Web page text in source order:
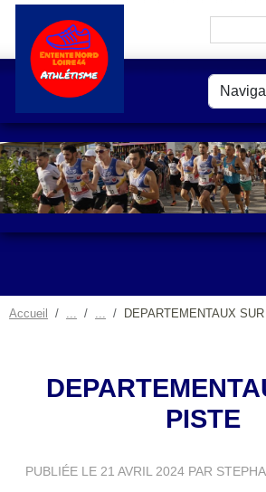
Accueil DEPARTEMENTAUX
PISTE
PUBLIÉE LE 21 AVRIL 2024 PAR